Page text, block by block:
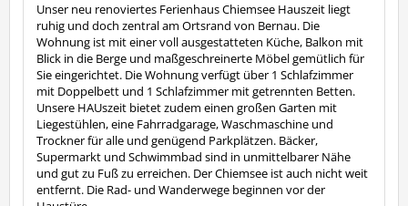
Unser neu renoviertes Ferienhaus Chiemsee Hauszeit liegt
ruhig und doch zentral am Ortsrand von Bernau. Die
Wohnung ist mit einer voll ausgestatteten Küche, Balkon mit
Blick in die Berge und maßgeschreinerte Möbel gemütlich für
Sie eingerichtet. Die Wohnung verfügt über 1 Schlafzimmer
mit Doppelbett und 1 Schlafzimmer mit getrennten Betten.
Unsere HAUszeit bietet zudem einen großen Garten mit
Liegestühlen, eine Fahrradgarage, Waschmaschine und
Trockner für alle und genügend Parkplätzen. Bäcker,
Supermarkt und Schwimmbad sind in unmittelbarer Nähe
und gut zu Fuß zu erreichen. Der Chiemsee ist auch nicht weit
entfernt. Die Rad- und Wanderwege beginnen vor der